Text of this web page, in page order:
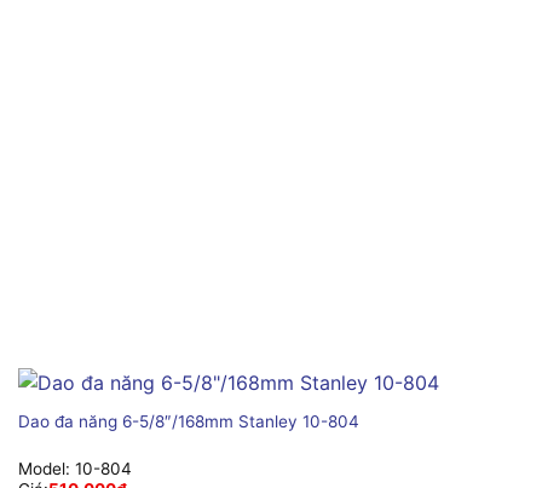
Dao đa năng 6-5/8″/168mm Stanley 10-804
Model: 10-804